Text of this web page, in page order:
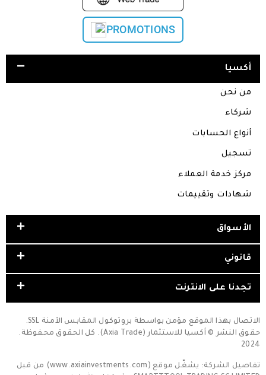
PROMOTIONS
أكسيا
من نحن
شركاء
أنواع الحسابات
تسجيل
مركز خدمة العملاء
شهادات وتقييمات
الأسواق
قانوني
تجدنا على الانترنت
الاتصال بهذا الموقع مؤمن بواسطة بروتوكول المقابس الآمنة SSL.
حقوق النشر © أكسيا للاستثمار (Axia Trade). كل الحقوق محفوظة.
2024
تفاصيل الشركة: يشغّل موقع (www.axiainvestments.com) من قبل